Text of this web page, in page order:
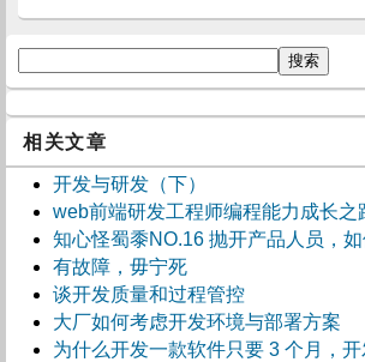
相关文章
开发与研发（下）
web前端研发工程师编程能力成长之
知心怪蜀黍NO.16 抛开产品人员，
有故障，毋宁死
谈开发质量和过程管控
大厂如何考虑开发环境与部署方案
为什么开发一款软件只要 3 个月，